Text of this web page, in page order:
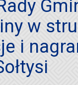
w
i